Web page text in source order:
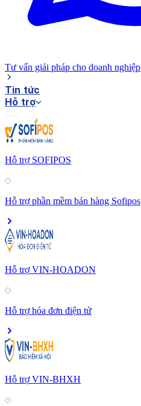
Tư vấn giải pháp cho doanh nghiệp
Tin tức
Hỗ trợ
Hỗ trợ SOFIPOS
Hỗ trợ phần mềm bán hàng Sofipos
Hỗ trợ VIN-HOADON
Hỗ trợ hóa đơn điện tử
Hỗ trợ VIN-BHXH